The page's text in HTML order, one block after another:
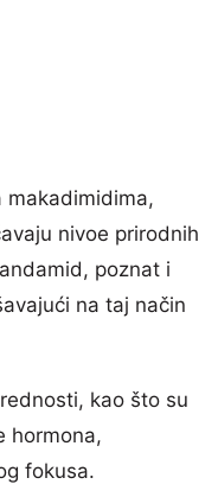
makadimidima,
nivoe prirodnih
poznat i
na taj način
kao što su
hormona,
fokusa.